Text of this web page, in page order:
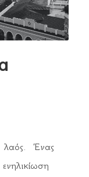
λαός. Ένας